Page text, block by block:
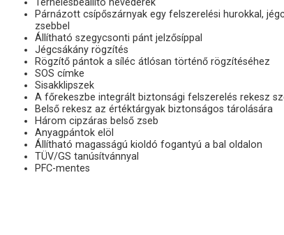
Terhelésbeállító hevederek
Párnázott csípőszárnyak egy felszerelési hurokkal,
zsebbel
Állítható szegycsonti pánt jelzősíppal
Jégcsákány rögzítés
Rögzítő pántok a síléc átlósan történő rögzítéséhez
SOS címke
Sisakklipszek
A főrekeszbe integrált biztonsági felszerelés rekesz
Belső rekesz az értéktárgyak biztonságos tárolására
Három cipzáras belső zseb
Anyagpántok elöl
Állítható magasságú kioldó fogantyú a bal oldalon
TÜV/GS tanúsítvánnyal
PFC-mentes